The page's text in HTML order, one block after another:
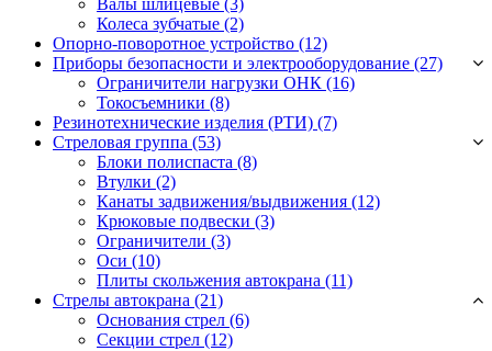
Валы шлицевые (3)
Колеса зубчатые (2)
Опорно-поворотное устройство (12)
Приборы безопасности и электрооборудование (27)
Ограничители нагрузки ОНК (16)
Токосъемники (8)
Резинотехнические изделия (РТИ) (7)
Стреловая группа (53)
Блоки полиспаста (8)
Втулки (2)
Канаты задвижения/выдвижения (12)
Крюковые подвески (3)
Ограничители (3)
Оси (10)
Плиты скольжения автокрана (11)
Стрелы автокрана (21)
Основания стрел (6)
Секции стрел (12)